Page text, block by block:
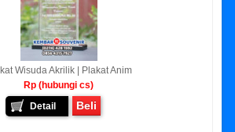
Wisuda Akrilik | Plakat Anim
Rp (hubungi cs)
Detail
Beli